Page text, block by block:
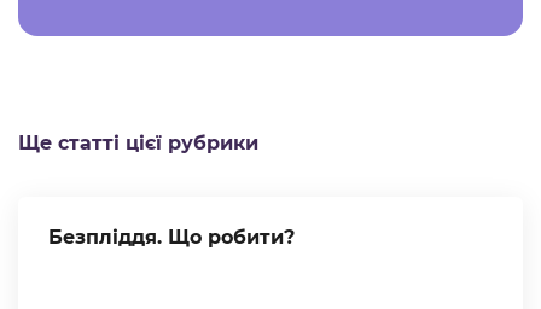
Ще статті цієї рубрики
Безпліддя. Що робити?